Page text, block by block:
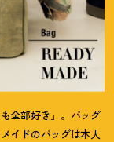
全部好き」。バッグ
イドのバッグは本人